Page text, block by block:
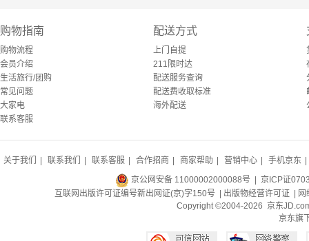
购物指南
购物流程
会员介绍
生活旅行/团购
常见问题
大家电
联系客服
配送方式
上门自提
211限时达
配送服务查询
配送费收取标准
海外配送
关于我们 联系我们 联系客服 合作招商 商家帮助 营销中心 手机京东
京公网安备 11000002000088号 | 京ICP证
互联网出版许可证编号新出网证(京)字150号 | 出版物经营许可证
Copyright ©2004-2026 京东
京东旗